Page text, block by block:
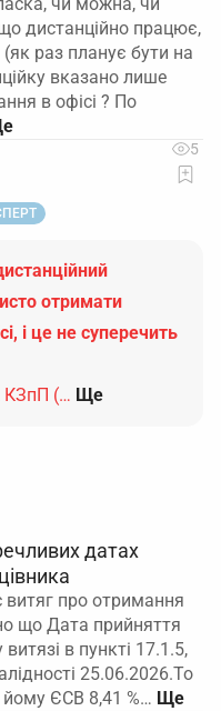
дистанційно працює,
раз планує бути на
вказано лише
в офісі ? По
5
отримати
і це не суперечить
КЗпП (… Ще
датах
витяг про отримання
що Дата прийняття
в пункті 17.1.5,
25.06.2026.То
ЄСВ 8,41 %…